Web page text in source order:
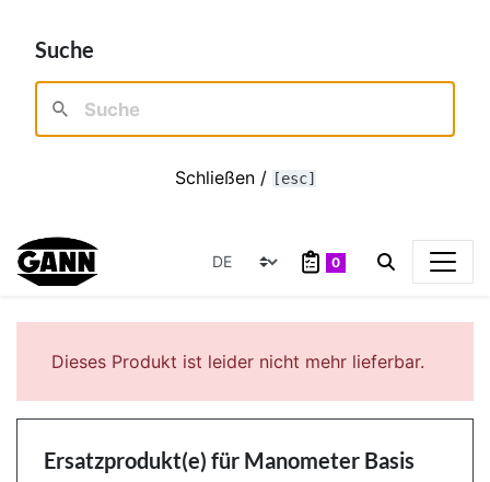
Suche
Schließen / [esc]
0
Dieses Produkt ist leider nicht mehr lieferbar.
Ersatzprodukt(e) für Manometer Basis